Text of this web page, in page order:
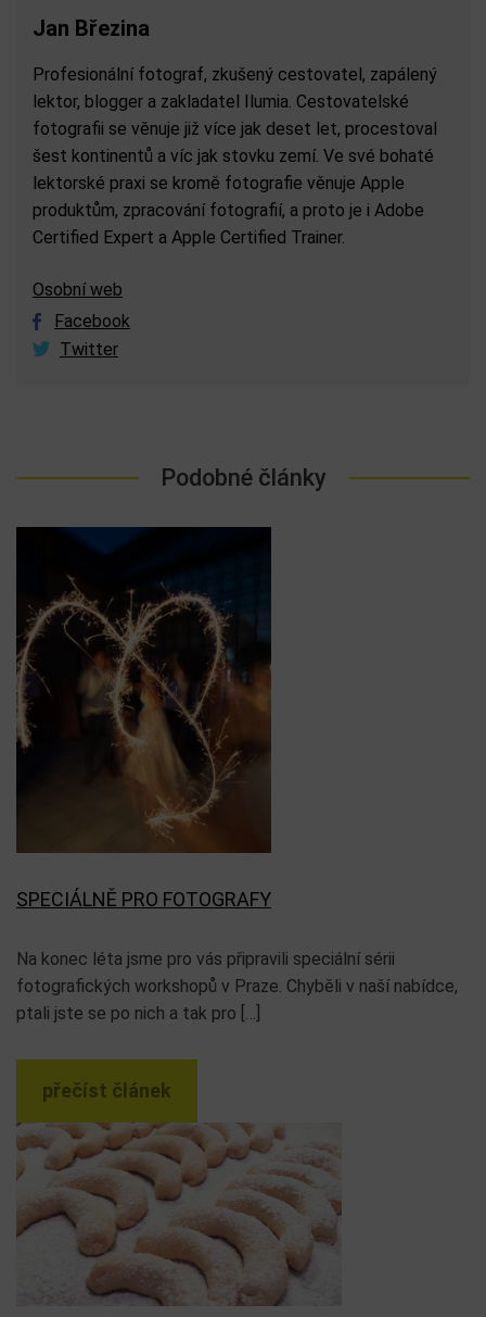
Jan Březina
Profesionální fotograf, zkušený cestovatel, zapálený
lektor, blogger a zakladatel Ilumia. Cestovatelské
fotografii se věnuje již více jak deset let, procestoval
šest kontinentů a víc jak stovku zemí. Ve své bohaté
lektorské praxi se kromě fotografie věnuje Apple
produktům, zpracování fotografií, a proto je i Adobe
Certified Expert a Apple Certified Trainer.
Osobní web
Facebook
Twitter
Podobné články
SPECIÁLNĚ PRO FOTOGRAFY
Na konec léta jsme pro vás připravili speciální sérii
fotografických workshopů v Praze. Chyběli v naší nabídce,
ptali jste se po nich a tak pro […]
přečíst článek